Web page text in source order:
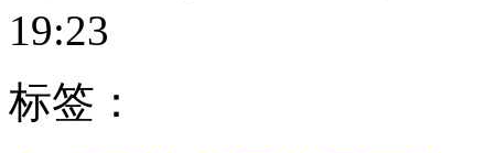
19:23
标签：